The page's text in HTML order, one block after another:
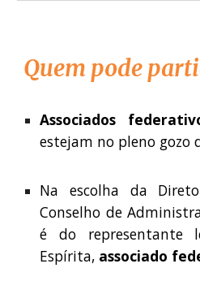
Quem pode
Associados
estejam no pleno gozo
Na escolha da
Conselho de
é do representante
Espírita, associado